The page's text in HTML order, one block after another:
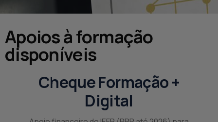
Apoios à formação
disponíveis
Cheque Formação +
Digital